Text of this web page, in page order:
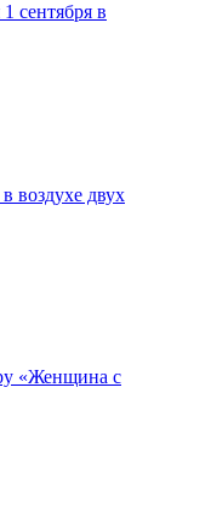
сентября в
воздухе двух
«Женщина с